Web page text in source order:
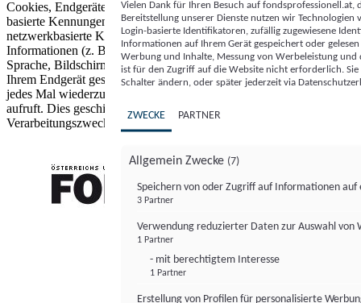
Cookies, Endgeräte- oder ähnliche Online-Kennungen (z. B. login-
basierte Kennungen, zufällig generierte Kennungen,
netzwerkbasierte Kennungen) können zusammen mit anderen
Informationen (z. B. Browsertyp und Browserinformationen,
Sprache, Bildschirmgröße, unterstützte Technologien usw.) auf
Ihrem Endgerät gespeichert oder von dort ausgelesen werden, um es
jedes Mal wiederzuerkennen, wenn es eine App oder einer Webseite
aufruft. Dies geschieht für einen oder mehrere der hier aufgeführten
Verarbeitungszwecke.
Vielen Dank für Ihren Besuch auf
Bereitstellung unserer Dienste nutzen wir Technologien
Login-basierte Identifikatoren, zufällig zugewiesene
Informationen auf Ihrem Gerät gespeichert oder
Werbung und Inhalte, Messung von Werbeleistung
ist für den Zugriff auf die Website nicht erforderlich.
Schalter ändern, oder später jederzeit via
ZWECKE PARTNER
Allgemein Zwecke (7)
Speichern von oder Zugriff auf Informationen auf
3 Partner
Verwendung reduzierter Daten zur Auswahl von
1 Partner
- mit berechtigtem Interesse
1 Partner
Erstellung von Profilen für personalisierte
FONDS professionell